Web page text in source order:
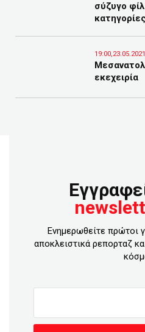
σύζυγο
19:00,23.05.2021
εκεχειρία
Ενημερωθείτε πρώτοι
αποκλειστικά ρεπορταζ